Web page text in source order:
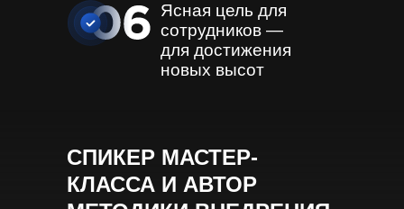
Ясная цель для
сотрудников —
для достижения
новых высот
СПИКЕР МАСТЕР-
КЛАССА И АВТОР